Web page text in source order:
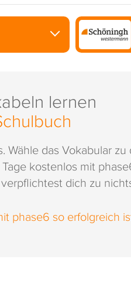
lernen
Wähle das Vokabular zu
kostenlos mit
dich zu
phase6 so erfolgreich